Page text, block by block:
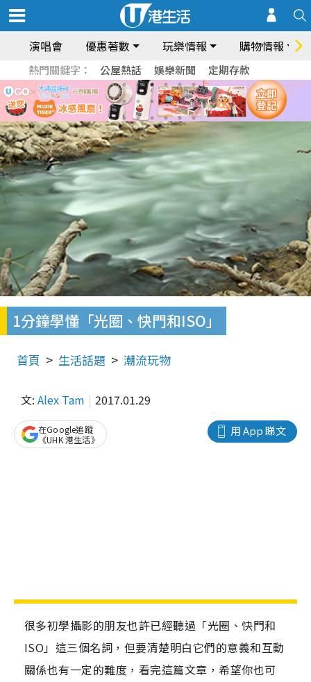
演唱會 優惠著數 玩樂情報 購物情報
熱門關鍵字： 公屋熱話 娛樂新聞 定期存款
1分鐘學懂「光圈、快門和ISO」
首頁 生活話題 潮流玩物
文: Alex Tam 2017.01.29
用 App 睇文
在Google追蹤
《UHK 港生活》
很多初學攝影的朋友也許已經聽過「光圈、快門和
ISO」這三個名詞，但要清楚明白它們的意義和互動
關係也有一定的難度，看完這篇文章，希望你也可